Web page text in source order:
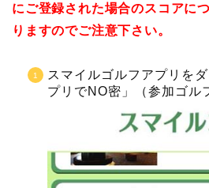
にご登録された場合のスコアに
りますのでご注意下さい。
スマイルゴルフアプリを
プリでNO密」（参加ゴル